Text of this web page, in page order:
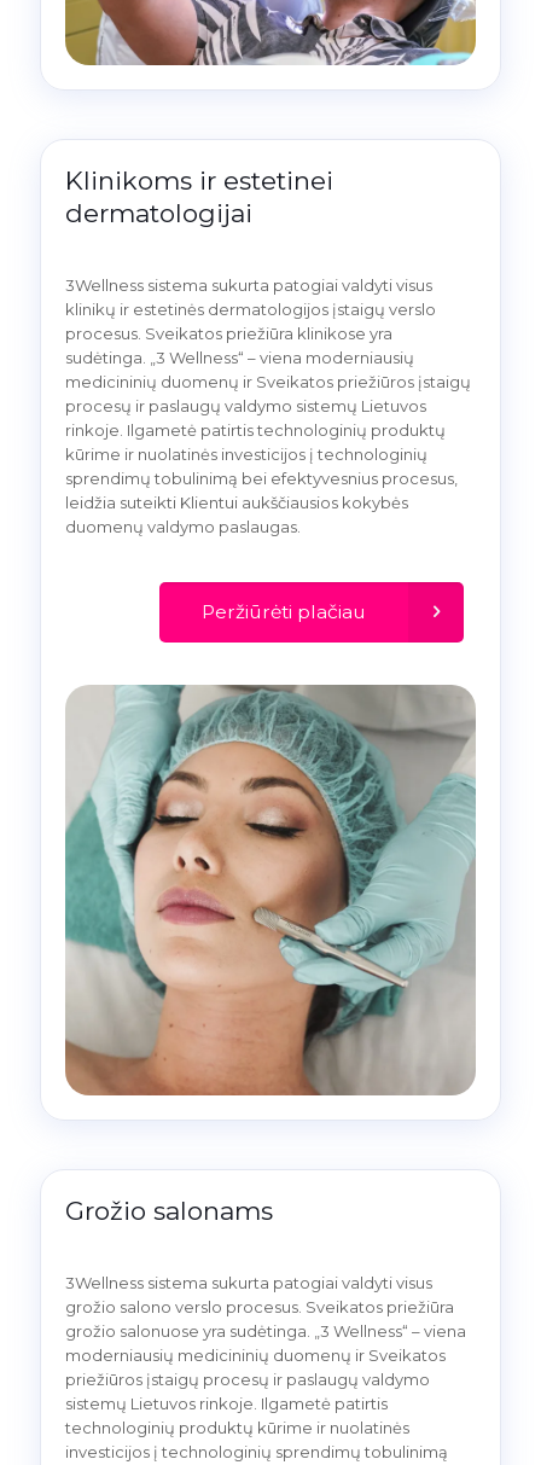
Klinikoms ir estetinei
dermatologijai
3Wellness sistema sukurta patogiai valdyti visus
klinikų ir estetinės dermatologijos įstaigų verslo
procesus. Sveikatos priežiūra klinikose yra
sudėtinga. „3 Wellness“ – viena moderniausių
medicininių duomenų ir Sveikatos priežiūros įstaigų
procesų ir paslaugų valdymo sistemų Lietuvos
rinkoje. Ilgametė patirtis technologinių produktų
kūrime ir nuolatinės investicijos į technologinių
sprendimų tobulinimą bei efektyvesnius procesus,
leidžia suteikti Klientui aukščiausios kokybės
duomenų valdymo paslaugas.
Peržiūrėti plačiau
Grožio salonams
3Wellness sistema sukurta patogiai valdyti visus
grožio salono verslo procesus. Sveikatos priežiūra
grožio salonuose yra sudėtinga. „3 Wellness“ – viena
moderniausių medicininių duomenų ir Sveikatos
priežiūros įstaigų procesų ir paslaugų valdymo
sistemų Lietuvos rinkoje. Ilgametė patirtis
technologinių produktų kūrime ir nuolatinės
investicijos į technologinių sprendimų tobulinimą